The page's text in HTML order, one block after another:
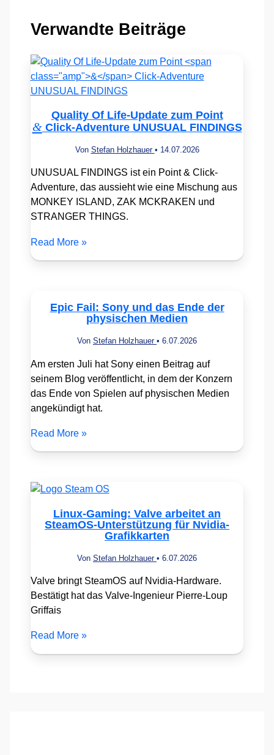
Verwandte Beiträge
Quality Of Life-Update zum Point
&Click-Adventure UNUSUAL FINDINGS
Von Stefan Holzhauer • 14.07.2026
UNUSUAL FINDINGS ist ein Point & Click-
Adventure, das aussieht wie eine Mischung aus
MONKEY ISLAND, ZAK MCKRAKEN und
STRANGER THINGS.
Read More »
Epic Fail: Sony und das Ende der
physischen Medien
Von Stefan Holzhauer • 6.07.2026
Am ersten Juli hat Sony einen Beitrag auf
seinem Blog veröffentlicht, in dem der Konzern
das Ende von Spielen auf physischen Medien
angekündigt hat.
Read More »
Linux-Gaming: Valve arbeitet an
SteamOS-Unterstützung für Nvidia-
Grafikkarten
Von Stefan Holzhauer • 6.07.2026
Valve bringt SteamOS auf Nvidia-Hardware.
Bestätigt hat das Valve-Ingenieur Pierre-Loup
Griffais
Read More »